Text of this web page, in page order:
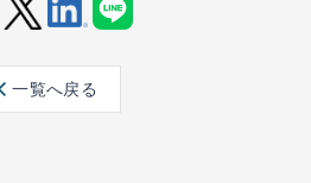
ter
edin
一覧へ戻る